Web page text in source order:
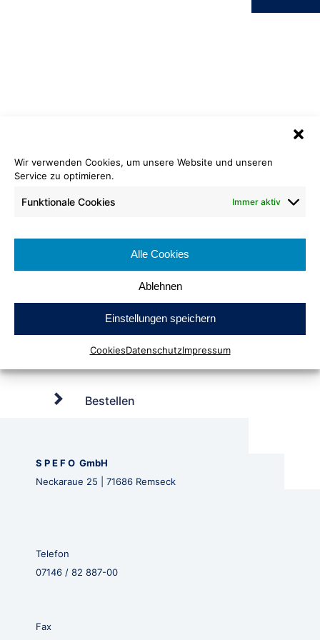
Wir verwenden Cookies, um unsere Website und unseren
Service zu optimieren.
Funktionale Cookies Immer aktiv
Alle Cookies
Ablehnen
Einstellungen speichern
CookiesDatenschutzImpressum
745 braun
Bahnenbreite: ca. 200 cm
Bestellen
Velours Objekt ECO
S P E F O GmbH
Neckaraue 25 | 71686 Remseck
Telefon
07146 / 82 887-00
Fax